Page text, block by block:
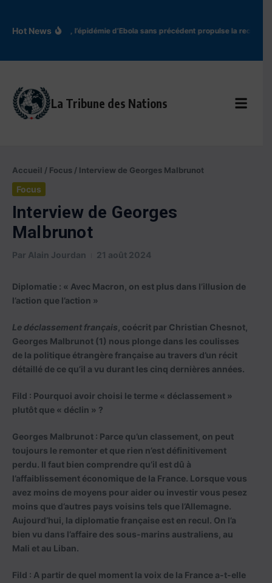
Hot NewsEn RDC, l’épidémie d’Ebola sans précédent propulse la
La Tribune des Nations
Accueil / Focus / Interview de Georges Malbrunot
Focus
Interview de Georges
Malbrunot
Par Alain Jourdan 21 août 2024
Diplomatie : « Avec Macron, on est plus dans l’illusion de
l’action que l’action »
Le déclassement français , coécrit par Christian Chesnot,
Georges Malbrunot (1) nous plonge dans les coulisses
de la politique étrangère française au travers d’un récit
détaillé de ce qu’il a vu durant les cinq dernières années.
Fild : Pourquoi avoir choisi le terme « déclassement »
plutôt que « déclin » ?
Georges Malbrunot : Parce qu’un classement, on peut
toujours le remonter et que rien n’est définitivement
perdu. Il faut bien comprendre qu’il est dû à
l’affaiblissement économique de la France. Lorsque vous
avez moins de moyens pour aider ou investir vous pesez
moins que d’autres pays voisins tels que l’Allemagne.
Aujourd’hui, la diplomatie française est en recul. On l’a
bien vu dans l’affaire des sous-marins australiens, au
Mali et au Liban.
Fild : A partir de quel moment la voix de la France a-t-elle